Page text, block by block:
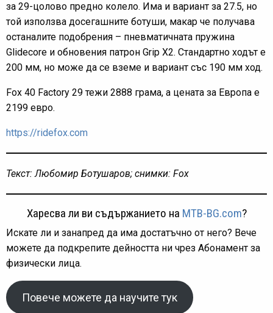
за 29-цолово предно колело. Има и вариант за 27.5, но
той използва досегашните ботуши, макар че получава
останалите подобрения – пневматичната пружина
Glidecore и обновения патрон Grip X2. Стандартно ходът е
200 мм, но може да се вземе и вариант със 190 мм ход.
Fox 40 Factory 29 тежи 2888 грама, а цената за Европа е
2199 евро.
https://ridefox.com
Текст: Любомир Ботушаров; снимки: Fox
Харесва ли ви съдържанието на MTB-BG.com?
Искате ли и занапред да има достатъчно от него? Вече
можете да подкрепите дейността ни чрез Абонамент за
физически лица.
Повече можете да научите тук